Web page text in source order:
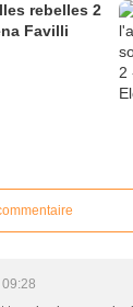
rebelles 2
Favilli